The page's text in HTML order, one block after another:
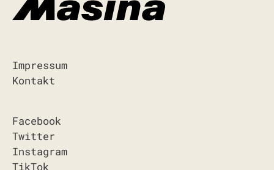
Impressum
Kontakt
Facebook
Twitter
Instagram
TikTok